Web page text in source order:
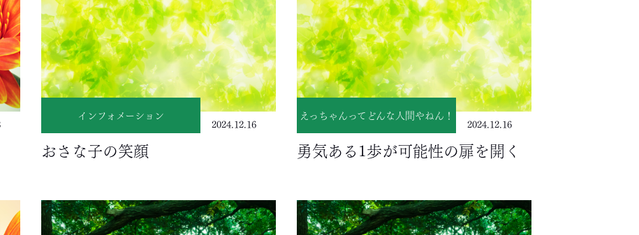
インフォメーション
2024.12.16
おさな子の笑顔
えっちゃんってどんな人間やねん！
2024.12.16
勇気ある1歩が可能性の扉を開く